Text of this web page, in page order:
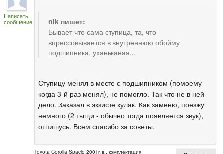
Написать
сообщение
nik пишет:
Бывает что сама ступица, та, что
впрессовывается в внутреннюю обойму
подшипника, уханьканая...
Ступицу менял в месте с подшипником (помоему
когда 3-й раз менял), не помогло. Так что не в ней
дело. Заказал в экзисте кулак. Как заменю, поезжу
немного (2 тыщи - обычно тогда появляется звук),
отпишусь. Всем спасибо за советы.
Toyota Corolla Spacio 2001г.в., комплектация